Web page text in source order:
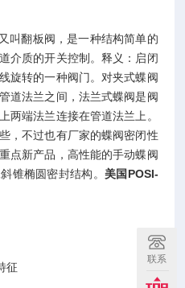
叫翻板阀，是一种结构简单的
介质的开关控制。释义：启闭
旋转的一种阀门。对夹式蝶阀
道法兰之间，法兰式蝶阀是阀
两端法兰连接在管道法兰上。
，不过也有厂家的蝶阀密闭性
点新产品，高性能的手动蝶阀
锥椭圆密封结构。 美国POSI-
征
联系